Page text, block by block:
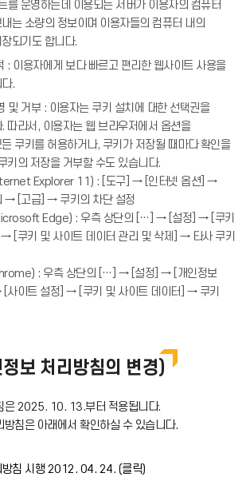
를 운영하는데 이용되는 서버가 이용자의 컴퓨터
는 소량의 정보이며 이용자들의 컴퓨터 내의
되기도 합니다.
: 이용자에게 보다 빠르고 편리한 웹사이트 사용을
.
및 거부 : 이용자는 쿠키 설치에 대한 선택권을
따라서, 이용자는 웹 브라우저에서 옵션을
쿠키를 허용하거나, 쿠키가 저장될 때마다 확인을
키의 저장을 거부할 수도 있습니다.
Explorer 11) : [도구] → [인터넷 옵션] →
→ [고급] → 쿠키의 차단 설정
Edge) : 우측 상단의 […] → [설정] → [쿠키
[쿠키 및 사이트 데이터 관리 및 삭제] → 타사 쿠키
: 우측 상단의 […] → [설정] → [개인정보
사이트 설정] → [쿠키 및 사이트 데이터] → 쿠키
보 처리방침의 변경)
은 2025. 10. 13.부터 적용됩니다.
방침은 아래에서 확인하실 수 있습니다.
방침 시행 2012. 04. 24. (클릭)알